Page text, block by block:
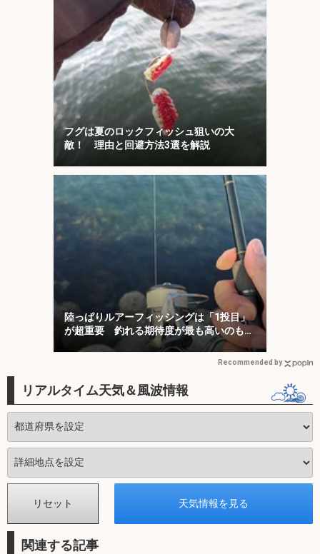
フグは夏のロックフィッシュ狙いの大
敵！ 理由と回避方法3選を解説
陸っぱりルアーフィッシングは「1投目」
が超重要 釣れる期待度が最も高いのも
「1投目」！
Recommended by
リアルタイム天気＆風波情報
関連する記事